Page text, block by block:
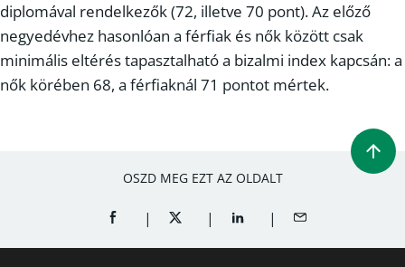
diplomával rendelkezők (72, illetve 70 pont). Az előző
negyedévhez hasonlóan a férfiak és nők között csak
minimális eltérés tapasztalható a bizalmi index kapcsán: a
nők körében 68, a férfiaknál 71 pontot mértek.
OSZD MEG EZT AZ OLDALT
SHARE ON FACEBOOK (OPENS A NEW WINDOW)
SHARE ON TWITTER (OPENS A NEW
SHARE ON LINKEDIN
SHARE BY EMAIL